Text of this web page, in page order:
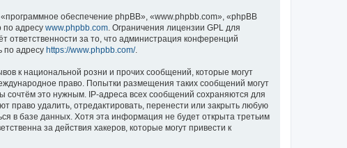
обеспечение phpBB», «www.phpbb.com», «phpBB
по адресу www.phpbb.com. Ограничения лицензии GPL для
ответственности за то, что администрация конференций
по адресу https://www.phpbb.com/.
к национальной розни и прочих сообщений, которые могут
право. Попытки размещения таких сообщений могут
это нужным. IP-адреса всех сообщений сохраняются для
удалить, отредактировать, перенести или закрыть любую
в базе данных. Хотя эта информация не будет открыта третьим
за действия хакеров, которые могут привести к